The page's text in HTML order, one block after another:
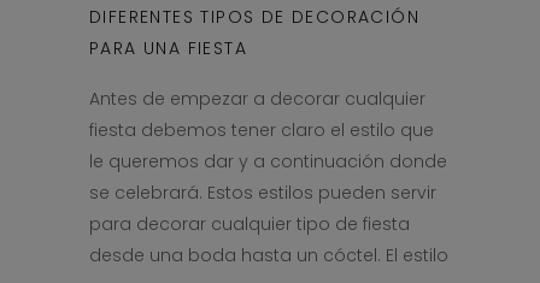
DIFERENTES TIPOS DE DECORACIÓN
PARA UNA FIESTA
Antes de empezar a decorar cualquier
fiesta debemos tener claro el estilo que
le queremos dar y a continuación donde
se celebrará. Estos estilos pueden servir
para decorar cualquier tipo de fiesta
desde una boda hasta un cóctel. El estilo